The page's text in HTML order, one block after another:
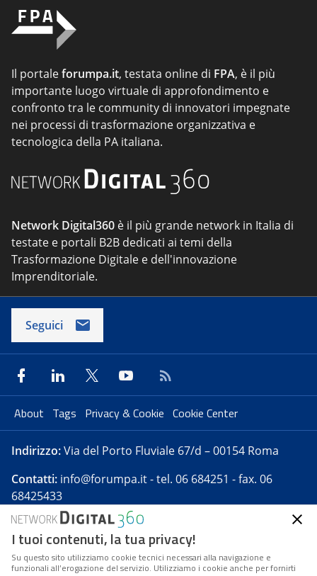
Il portaleforumpa.it, testata online di FPA, è il più
importante luogo virtuale di approfondimento e
confronto tra le community di innovatori impegnate
nei processi di trasformazione organizzativa e
tecnologica della PA italiana.
Network Digital360 è il più grande network in Italia di
testate e portali B2B dedicati ai temi della
Trasformazione Digitale e dell'innovazione
Imprenditoriale.
Seguici
About Tags Privacy & Cookie Cookie Center
Indirizzo:Via del Porto Fluviale 67/d – 00154 Roma
Contatti: info@forumpa.it- tel. 06 684251 - fax. 06
68425433
Forumpa.itè una pubblicazione telematica iscritta
presso Registro della stampa del Tribunale di Roma -
Reg. n. 182 del 2 maggio 2008 - Direttore resp. Michela
I tuoi contenuti, la tua privacy!
Su questo sito utilizziamo cookie tecnici necessari alla navigazione e
funzionali all’erogazione del servizio. Utilizziamo i cookie anche per fornirti